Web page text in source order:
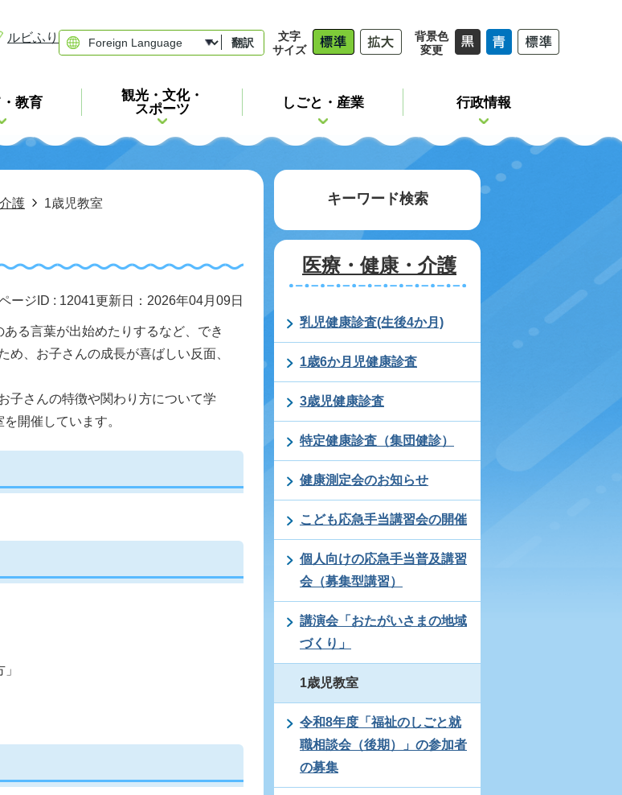
ルビふり 翻訳
文字
サイズ
背景色
変更
教育
観光・文化・
スポーツ
しごと・産業 行政情報
護 1歳児教室
ージID : 12041更新日：2026年04月09日
る言葉が出始めたりするなど、でき
、お子さんの成長が喜ばしい反面、
子さんの特徴や関わり方について学
開催しています。
キーワード検索
医療・健康・介護
乳児健康診査(生後4か月)
1歳6か月児健康診査
3歳児健康診査
特定健康診査（集団健診）
健康測定会のお知らせ
こども応急手当講習会の開催
個人向けの応急手当普及講習
会（募集型講習）
講演会「おたがいさまの地域
づくり」
1歳児教室
令和8年度「福祉のしごと就
職相談会（後期）」の参加者
の募集